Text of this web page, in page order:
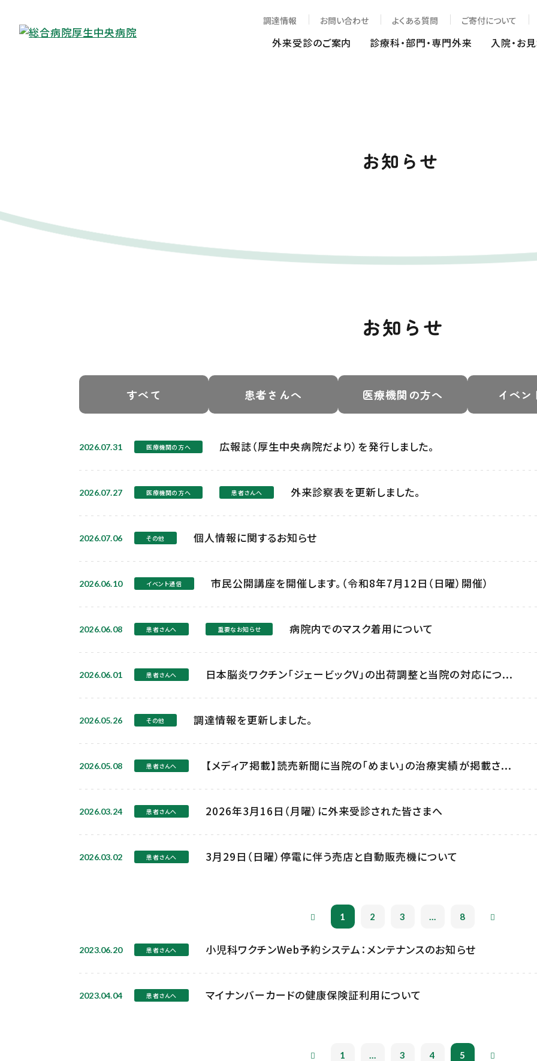
調達情報 お問い合わせ よくある質問 ご寄付について
外来受診のご案内 診療科・部門・専門外来 入院・お
お知らせ
お知らせ
すべて 患者さんへ 医療機関の方へ イベン
2026.07.31 医療機関の方へ 広報誌（厚生中央病院だより）を発行しました。
2026.07.27 医療機関の方へ 患者さんへ 外来診察表を更新しました。
2026.07.06 その他 個人情報に関するお知らせ
2026.06.10 イベント通信 市民公開講座を開催します。（令和8年7月12日（日曜）開催）
2026.06.08 患者さんへ 重要なお知らせ 病院内でのマスク着用について
2026.06.01 患者さんへ 日本脳炎ワクチン「ジェービックV」の出荷調整と当院の対応につ...
2026.05.26 その他 調達情報を更新しました。
2026.05.08 患者さんへ 【メディア掲載】読売新聞に当院の「めまい」の治療実績が掲載さ...
2026.03.24 患者さんへ 2026年3月16日（月曜）に外来受診された皆さまへ
2026.03.02 患者さんへ 3月29日（日曜）停電に伴う売店と自動販売機について
1 2 3 ... 8
2023.06.20 患者さんへ 小児科ワクチンWeb予約システム：メンテナンスのお知らせ
2023.04.04 患者さんへ マイナンバーカードの健康保険証利用について
1 ... 3 4 5